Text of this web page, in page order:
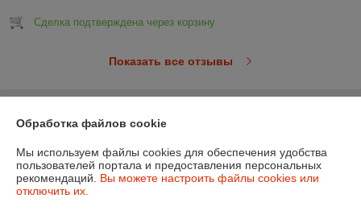
Сделка подтверждена через корзину
Показать все отзывы
Контакты
Доставка и оплата
Обработка файлов cookie
Мы используем файлы cookies для обеспечения удобства
пользователей портала и предоставления персональных
рекомендаций. Вы можете настроить файлы cookies или
отключить их.